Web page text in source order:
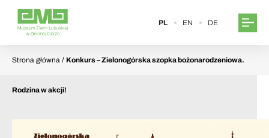
PL EN DE
Strona główna / Konkurs – Zielonogórska szopka bożonarodzeniowa.
Rodzina w akcji!